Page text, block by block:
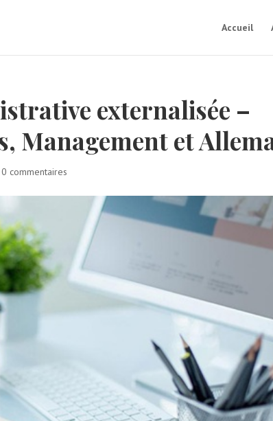
Accueil
externalisée –
Management et
0 commentaires